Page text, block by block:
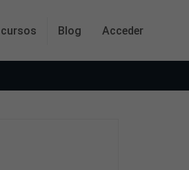
Blog Acceder